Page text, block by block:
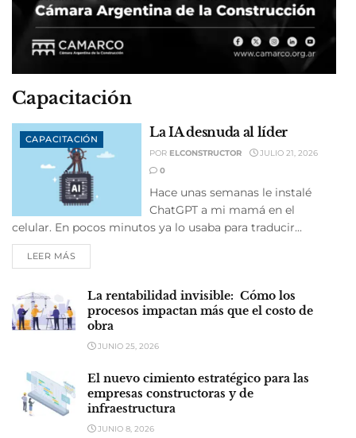
Capacitación
CAPACITACIÓN La IA desnuda al líder
POR ELCONSTRUCTOR
JULIO 21, 2026
0
Hace unas semanas le instalé
ChatGPT a mi mamá en el
celular. En pocos minutos ya lo usaba para traducir...
LEER MÁS
La rentabilidad invisible: Cómo los
procesos impactan más que el costo de
obra
JUNIO 25, 2026
El nuevo cimiento estratégico para las
empresas constructoras y de
infraestructura
JUNIO 8, 2026